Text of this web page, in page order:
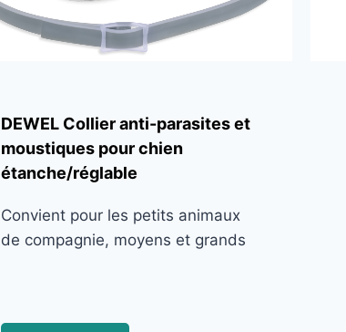
DEWEL Collier anti-parasites et
moustiques pour chien
étanche/réglable
Convient pour les petits animaux
de compagnie, moyens et grands